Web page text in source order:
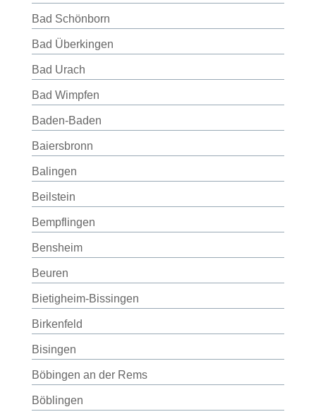
Bad Schönborn
Bad Überkingen
Bad Urach
Bad Wimpfen
Baden-Baden
Baiersbronn
Balingen
Beilstein
Bempflingen
Bensheim
Beuren
Bietigheim-Bissingen
Birkenfeld
Bisingen
Böbingen an der Rems
Böblingen